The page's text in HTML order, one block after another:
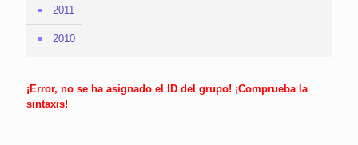
2011
2010
¡Error, no se ha asignado el ID del grupo! ¡Comprueba la
sintaxis!